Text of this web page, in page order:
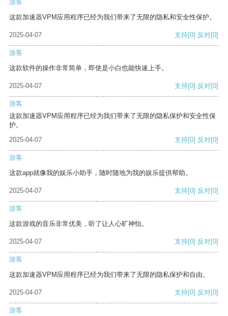
游客
这款加速器VPM应用程序已经为我们带来了无限的隐私和安全性保护。
2025-04-07 支持[0] 反对[0]
游客
这款软件的操作非常简单，即使是小白也能快速上手。
2025-04-07 支持[0] 反对[0]
游客
这款加速器VPM应用程序已经为我们带来了无限的隐私保护和安全性保
护。
2025-04-07
支持[0] 反对[0]
游客
这款app就像我的娱乐小助手，随时随地为我的娱乐提供帮助。
2025-04-07 支持[0] 反对[0]
游客
这款游戏的音乐非常优美，听了让人心旷神怡。
2025-04-07 支持[0] 反对[0]
游客
这款加速器VPM应用程序已经为我们带来了无限的隐私保护和自由。
2025-04-07 支持[0] 反对[0]
游客